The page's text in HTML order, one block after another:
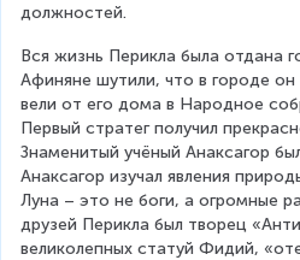
должностей.
Вся жизнь Перикла была отдана
Афиняне шутили, что в городе он
вели от его дома в Народное
Первый стратег получил
Знаменитый учёный Анаксагор
Анаксагор изучал явления
Луна – это не боги, а огромные
друзей Перикла был творец
великолепных статуй Фидий,